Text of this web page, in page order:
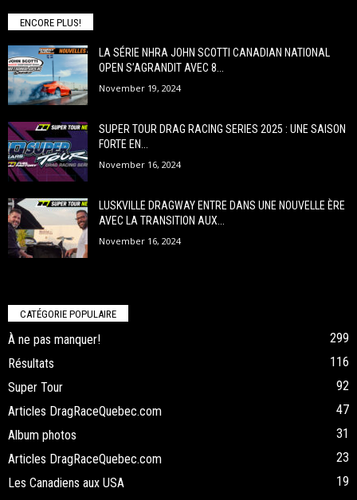
ENCORE PLUS!
LA SÉRIE NHRA JOHN SCOTTI CANADIAN NATIONAL
OPEN S’AGRANDIT AVEC 8...
November 19, 2024
SUPER TOUR DRAG RACING SERIES 2025 : UNE SAISON
FORTE EN...
November 16, 2024
LUSKVILLE DRAGWAY ENTRE DANS UNE NOUVELLE ÈRE
AVEC LA TRANSITION AUX...
November 16, 2024
CATÉGORIE POPULAIRE
À ne pas manquer!
299
Résultats
116
Super Tour
92
Articles DragRaceQuebec.com
47
Album photos
31
Articles DragRaceQuebec.com
23
Les Canadiens aux USA
19